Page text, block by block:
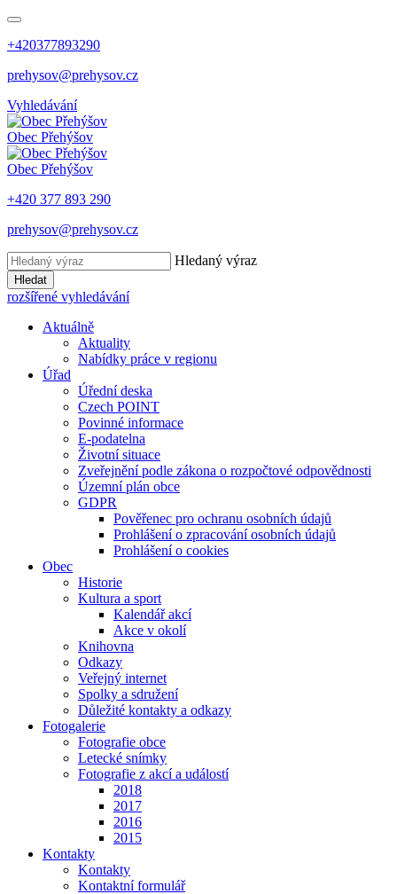
+420377893290
prehysov@prehysov.cz
Vyhledávání
Obec Přehýšov
Obec Přehýšov
+420 377 893 290
prehysov@prehysov.cz
Hledaný výraz
Hledat
rozšířené vyhledávání
Aktuálně
Aktuality
Nabídky práce v regionu
Úřad
Úřední deska
Czech POINT
Povinné informace
E-podatelna
Životní situace
Zveřejnění podle zákona o rozpočtové odpovědnosti
Územní plán obce
GDPR
Pověřenec pro ochranu osobních údajů
Prohlášení o zpracování osobních údajů
Prohlášení o cookies
Obec
Historie
Kultura a sport
Kalendář akcí
Akce v okolí
Knihovna
Odkazy
Veřejný internet
Spolky a sdružení
Důležité kontakty a odkazy
Fotogalerie
Fotografie obce
Letecké snímky
Fotografie z akcí a událostí
2018
2017
2016
2015
Kontakty
Kontakty
Kontaktní formulář